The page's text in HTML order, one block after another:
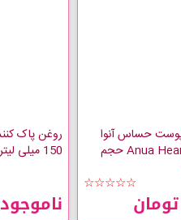
حساس آنوا
Anua Heartleaf Oil Mild حجم
☆☆☆☆☆
150 میلی لیتر
ناموجود